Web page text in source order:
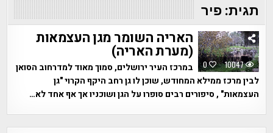
תגית:פיר
0 10047
האריה השומר מגן העצמאות
(מערת האריה)
במרכז העיר ירושלים, סמוך מאוד למדרחוב הסואן
לבין מרכז ממילא המחודש, שוכן לו גן רחב היקף הקרוי "גן
העצמאות" , סיפורים רבים סופרו על הגן ושוכניו אך אף אחד לא…